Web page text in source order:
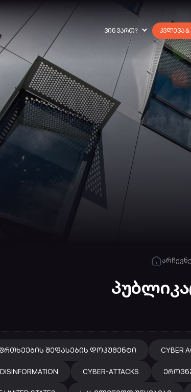
ᲕᲘᲜ ᲕᲐᲠᲗ? ᲙᲕᲚᲔᲕᲐ
ᲨᲔᲤᲐᲡᲔᲑᲘᲡ ᲓᲝᲙᲣᲛᲔᲜᲢᲘ CYBER
DISINFORMATION CYBER-ATTACKS